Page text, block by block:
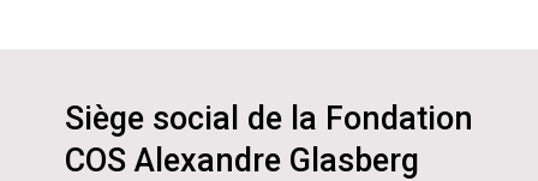
Siège social de la Fondation
COS Alexandre Glasberg